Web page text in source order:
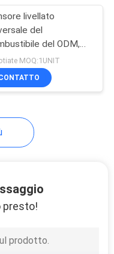
del
livellato
del
del ODM,
livellato
di anti
MOQ:1UNIT
presto!